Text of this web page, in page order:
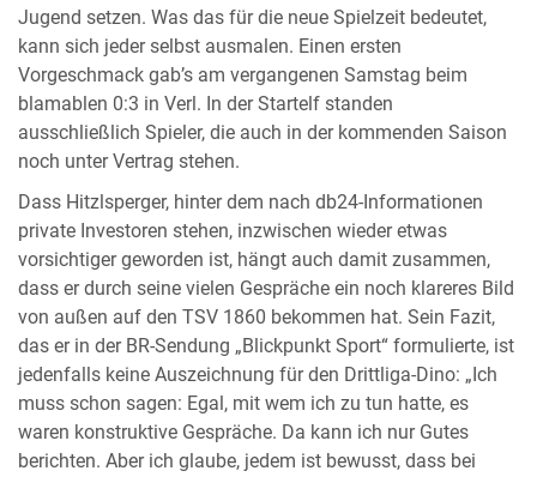
Jugend setzen. Was das für die neue Spielzeit bedeutet,
kann sich jeder selbst ausmalen. Einen ersten
Vorgeschmack gab’s am vergangenen Samstag beim
blamablen 0:3 in Verl. In der Startelf standen
ausschließlich Spieler, die auch in der kommenden Saison
noch unter Vertrag stehen.
Dass Hitzlsperger, hinter dem nach db24-Informationen
private Investoren stehen, inzwischen wieder etwas
vorsichtiger geworden ist, hängt auch damit zusammen,
dass er durch seine vielen Gespräche ein noch klareres Bild
von außen auf den TSV 1860 bekommen hat. Sein Fazit,
das er in der BR-Sendung „Blickpunkt Sport“ formulierte, ist
jedenfalls keine Auszeichnung für den Drittliga-Dino: „Ich
muss schon sagen: Egal, mit wem ich zu tun hatte, es
waren konstruktive Gespräche. Da kann ich nur Gutes
berichten. Aber ich glaube, jedem ist bewusst, dass bei